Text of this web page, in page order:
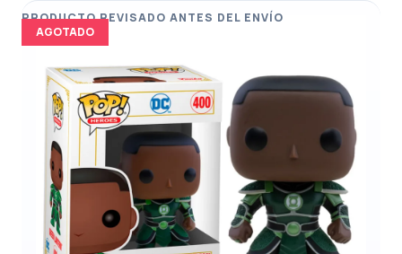
AGOTADO